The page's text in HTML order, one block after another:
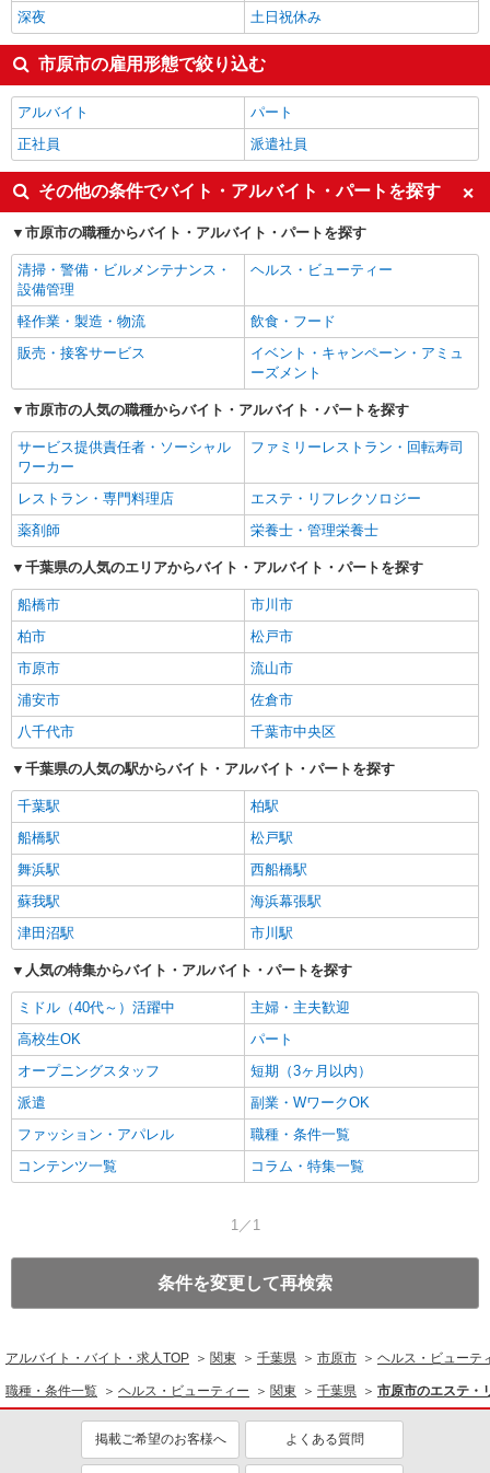
深夜
土日祝休み
市原市の雇用形態で絞り込む
アルバイト
パート
正社員
派遣社員
その他の条件でバイト・アルバイト・パートを探す
市原市の職種からバイト・アルバイト・パートを探す
清掃・警備・ビルメンテナンス・
設備管理
ヘルス・ビューティー
軽作業・製造・物流
飲食・フード
販売・接客サービス
イベント・キャンペーン・アミュ
ーズメント
市原市の人気の職種からバイト・アルバイト・パートを探す
サービス提供責任者・ソーシャル
ワーカー
ファミリーレストラン・回転寿司
レストラン・専門料理店
エステ・リフレクソロジー
薬剤師
栄養士・管理栄養士
千葉県の人気のエリアからバイト・アルバイト・パートを探す
船橋市
市川市
柏市
松戸市
市原市
流山市
浦安市
佐倉市
八千代市
千葉市中央区
千葉県の人気の駅からバイト・アルバイト・パートを探す
千葉駅
柏駅
船橋駅
松戸駅
舞浜駅
西船橋駅
蘇我駅
海浜幕張駅
津田沼駅
市川駅
人気の特集からバイト・アルバイト・パートを探す
ミドル（40代～）活躍中
主婦・主夫歓迎
高校生OK
パート
オープニングスタッフ
短期（3ヶ月以内）
派遣
副業・WワークOK
ファッション・アパレル
職種・条件一覧
コンテンツ一覧
コラム・特集一覧
1／1
条件を変更して再検索
アルバイト・バイト・求人TOP 関東 千葉県 市原市 ヘルス・ビューテ
職種・条件一覧 ヘルス・ビューティー 関東 千葉県 市原市のエステ・
掲載ご希望のお客様へ よくある質問